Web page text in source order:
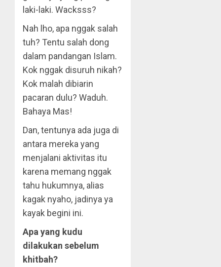
laki-laki. Wacksss?
Nah lho, apa nggak salah
tuh? Tentu salah dong
dalam pandangan Islam.
Kok nggak disuruh nikah?
Kok malah dibiarin
pacaran dulu? Waduh.
Bahaya Mas!
Dan, tentunya ada juga di
antara mereka yang
menjalani aktivitas itu
karena memang nggak
tahu hukumnya, alias
kagak nyaho, jadinya ya
kayak begini ini.
Apa yang kudu
dilakukan sebelum
khitbah?